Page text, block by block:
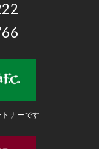
ナーです